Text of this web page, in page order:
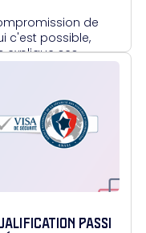
de
c'est possible,
explique ses
PASSI